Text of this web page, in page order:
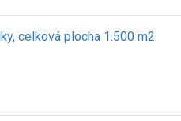
celková plocha 1.500 m2